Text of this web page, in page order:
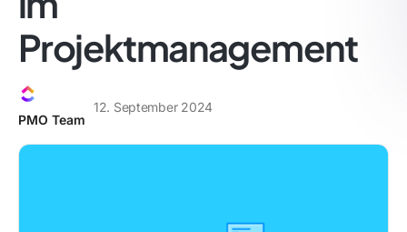
Projektmanagement
PMO Team
12. September 2024